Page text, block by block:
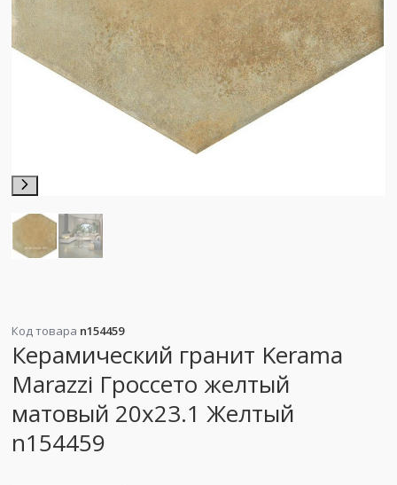
Код товара n154459
Керамический гранит Kerama
Marazzi Гроссето желтый
матовый 20x23.1 Желтый
n154459